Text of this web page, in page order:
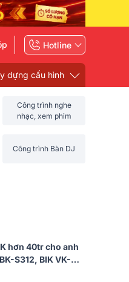
Hotline
dựng cấu hình
Công trình nghe
nhạc, xem phim
Công trình Bàn DJ
hơn 40tr cho anh
S312, BIK VK-